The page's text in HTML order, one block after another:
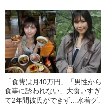
「食費は月40万円」「男性から
食事に誘われない」大食いすぎ
て2年間彼氏ができず…水着グラ